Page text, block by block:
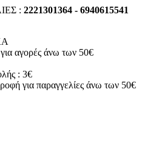
: 2221301364 - 6940615541
αγορές άνω των 50€
: 3€
για παραγγελίες άνω των 50€